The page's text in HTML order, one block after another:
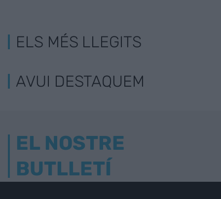
ELS MÉS LLEGITS
AVUI DESTAQUEM
EL NOSTRE
BUTLLETÍ